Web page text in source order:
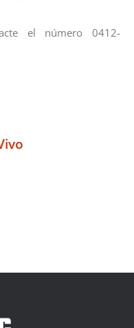
el número 0412-